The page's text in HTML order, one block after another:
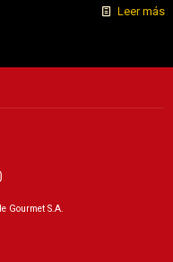
Leer más
Gourmet S.A.